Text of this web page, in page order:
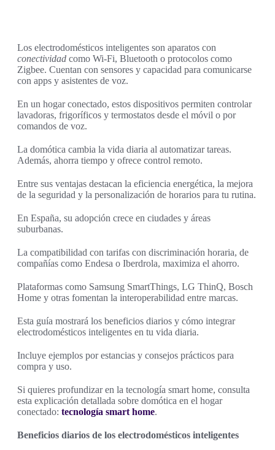
Los electrodomésticos inteligentes son aparatos con
conectividad como Wi‑Fi, Bluetooth o protocolos como
Zigbee. Cuentan con sensores y capacidad para comunicarse
con apps y asistentes de voz.
En un hogar conectado, estos dispositivos permiten controlar
lavadoras, frigoríficos y termostatos desde el móvil o por
comandos de voz.
La domótica cambia la vida diaria al automatizar tareas.
Además, ahorra tiempo y ofrece control remoto.
Entre sus ventajas destacan la eficiencia energética, la mejora
de la seguridad y la personalización de horarios para tu rutina.
En España, su adopción crece en ciudades y áreas
suburbanas.
La compatibilidad con tarifas con discriminación horaria, de
compañías como Endesa o Iberdrola, maximiza el ahorro.
Plataformas como Samsung SmartThings, LG ThinQ, Bosch
Home y otras fomentan la interoperabilidad entre marcas.
Esta guía mostrará los beneficios diarios y cómo integrar
electrodomésticos inteligentes en tu vida diaria.
Incluye ejemplos por estancias y consejos prácticos para
compra y uso.
Si quieres profundizar en la tecnología smart home, consulta
esta explicación detallada sobre domótica en el hogar
conectado: tecnología smart home.
Beneficios diarios de los electrodomésticos inteligentes